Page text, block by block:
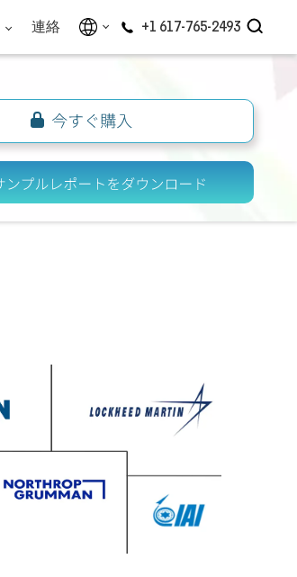
連絡 +1 617-765-2493